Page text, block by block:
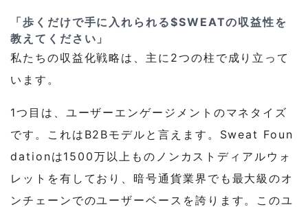
「歩くだけで手に入れられる$SWEATの収益性を
教えてください」
私たちの収益化戦略は、主に2つの柱で成り立って
います。
1つ目は、ユーザーエンゲージメントのマネタイズ
です。これはB2Bモデルと言えます。Sweat Foun
dationは1500万以上ものノンカストディアルウォ
レットを有しており、暗号通貨業界でも最大級のオ
ンチェーンでのユーザーベースを誇ります。このユ